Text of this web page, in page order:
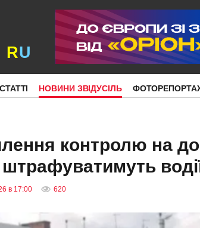
RU
СТАТТІ НОВИНИ ЗВІДУСІЛЬ
контролю на
в 17:00 620